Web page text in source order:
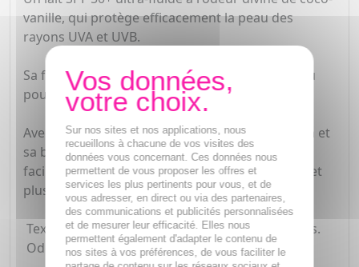
vanille, qui protège efficacement la peau des
rayons UVA et UVB.
Sa formule à l'huile d'abricot BIO nourrit la peau
pour un bronzage parfait et lumineux.
Avec un complexe de filtres dernière génération et
sa base d'origine naturelle (1), sa formule est
facilement biodégradable (2), résistante à l'eau et
plus respectueuse des algues et coraux (3).
Texture ultra-fluide et fini transparent, non gras.
Odeur ensoleillée de coco-vanille.
Sur nos sites et nos applications, nous
recueillons à chacune de vos visites des
données vous concernant. Ces données nous
permettent de vous proposer les offres et
services les plus pertinents pour vous, et de
vous adresser, en direct ou via des partenaires,
des communications et publicités personnalisées
et de mesurer leur efficacité. Elles nous
permettent également d'adapter le contenu de
nos sites à vos préférences, de vous faciliter le